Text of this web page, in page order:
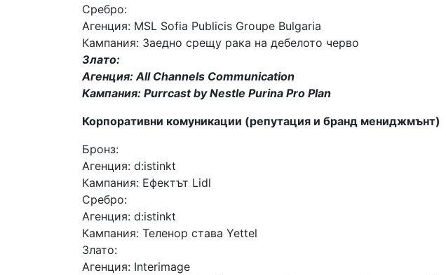
Сребро:
Агенция: MSL Sofia Publicis Groupe Bulgaria
Кампания: Заедно срещу рака на дебелото черво
Злато:
Агенция: All Channels Communication
Кампания: Purrcast by Nestle Purina Pro Plan
Корпоративни комуникации (репутация и бранд мениджмънт)
Бронз:
Агенция: d:istinkt
Кампания: Ефектът Lidl
Сребро:
Агенция: d:istinkt
Кампания: Теленор става Yettel
Злато:
Агенция: Interimage